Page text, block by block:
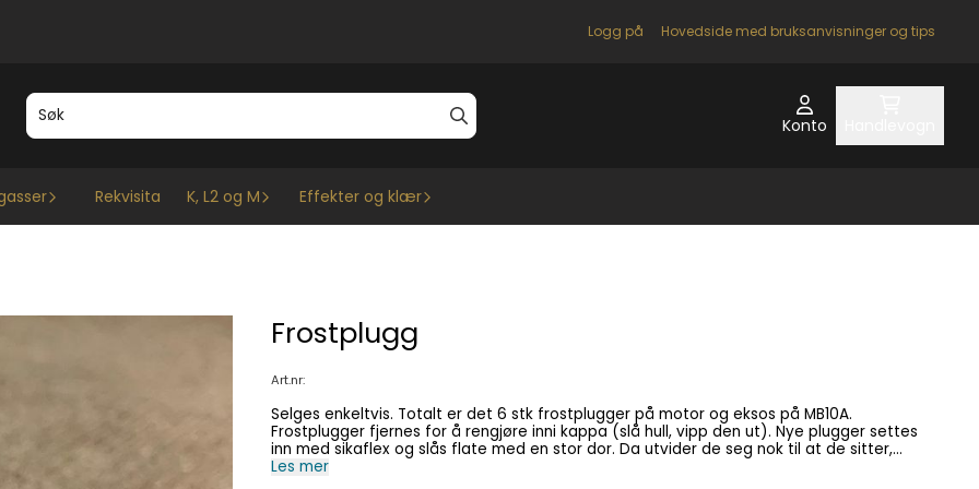
Logg på Hovedside med bruksanvisninger og tips
Konto
Rekvisita K, L2 og M Effekter og klær
Frostplugg
Art.nr:
Selges enkeltvis. Totalt er det 6 stk frostplugger på motor og eksos på MB10A.
Frostplugger fjernes for å rengjøre inni kappa (slå hull, vipp den ut). Nye plugger settes
inn med sikaflex og slås flate med en stor dor. Da utvider de seg nok til at de sitter,
men ikke slå den lenger enn flat. Alle Marna-motorer bruker samme type frostplugg
Les mer